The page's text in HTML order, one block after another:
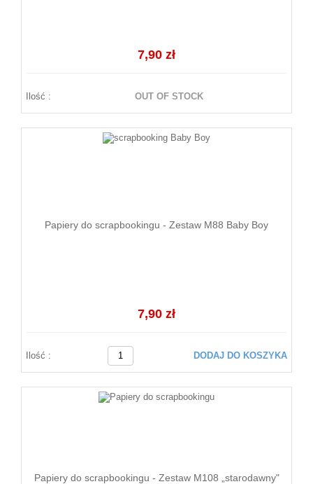
7,90 zł
Ilość : OUT OF STOCK
Papiery do scrapbookingu - Zestaw M88 Baby Boy
7,90 zł
Ilość : DODAJ DO KOSZYKA
Papiery do scrapbookingu - Zestaw M108 „starodawny"